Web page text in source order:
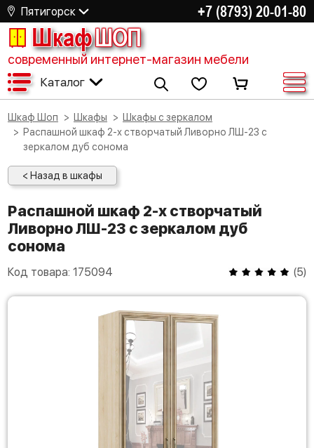
Пятигорск +7 (8793) 20-01-80
ШкафШОП
современный интернет-магазин мебели
Каталог
Шкаф Шоп Шкафы
Шкафы с зеркалом
Распашной шкаф 2-х створчатый Ливорно ЛШ-23 с
зеркалом дуб сонома
< Назад в шкафы
Распашной шкаф 2-х створчатый
Ливорно ЛШ-23 с зеркалом дуб
сонома
Код товара: 175094 (5)